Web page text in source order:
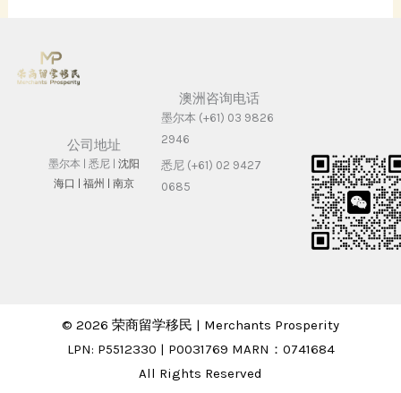
公司地址
墨尔本 | 悉尼 | 沈阳
海⼝ | 福州 | 南京
澳洲咨询电话
墨尔本 (+61) 03 9826
2946
悉尼 (+61) 02 9427
0685
© 2026 荣商留学移民 | Merchants Prosperity
LPN: P5512330 | P0031769 MARN：0741684
All Rights Reserved